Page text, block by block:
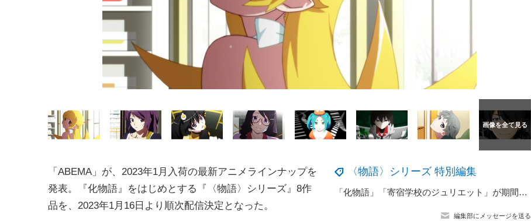
〈物語〉シリーズ 特別編集
「化物語」「寄宿学校のジュリエット」が期間限定無料公開！ YouTubeチャンネル「フル☆アニメTV」にて
編集部にメッセージを送る
「ABEMA」が、2023年1月入荷の最新アニメラインナップを
発表。『化物語』をはじめとする『〈物語〉シリーズ』8作
品を、2023年1月16日より順次配信決定となった。